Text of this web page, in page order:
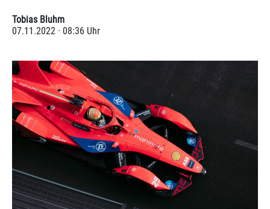
Tobias Bluhm
07.11.2022 · 08:36 Uhr